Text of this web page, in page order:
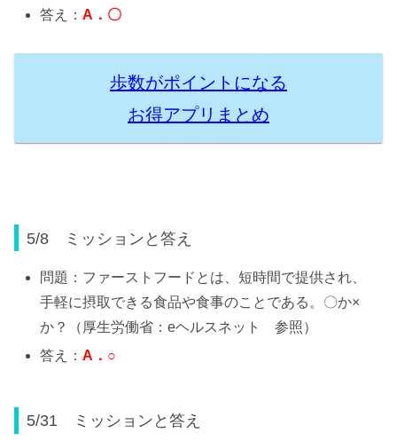
答え：A ．〇
歩数がポイントになる
お得アプリまとめ
5/8 ミッションと答え
問題：ファーストフードとは、短時間で提供され、
手軽に摂取できる食品や食事のことである。〇か×
か？（厚生労働省：eヘルスネット 参照）
答え：A ． ○
5/31 ミッションと答え